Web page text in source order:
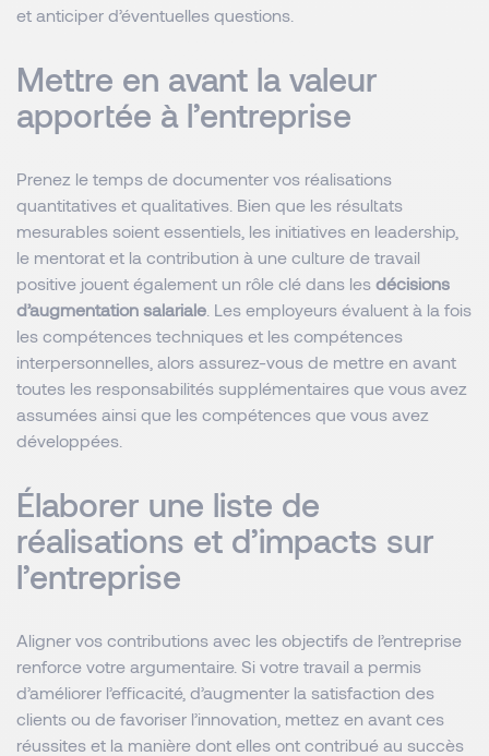
et anticiper d’éventuelles questions.
Mettre en avant la valeur
apportée à l’entreprise
Prenez le temps de documenter vos réalisations
quantitatives et qualitatives. Bien que les résultats
mesurables soient essentiels, les initiatives en leadership,
le mentorat et la contribution à une culture de travail
positive jouent également un rôle clé dans les décisions
d’augmentation salariale . Les employeurs évaluent à la fois
les compétences techniques et les compétences
interpersonnelles, alors assurez-vous de mettre en avant
toutes les responsabilités supplémentaires que vous avez
assumées ainsi que les compétences que vous avez
développées.
Élaborer une liste de
réalisations et d’impacts sur
l’entreprise
Aligner vos contributions avec les objectifs de l’entreprise
renforce votre argumentaire. Si votre travail a permis
d’améliorer l’efficacité, d’augmenter la satisfaction des
clients ou de favoriser l’innovation, mettez en avant ces
réussites et la manière dont elles ont contribué au succès